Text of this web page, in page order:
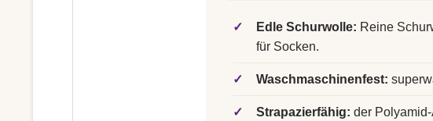
✓ Edle Schurwolle: Reine
für Socken.
✓ Waschmaschinenfest:
✓ Strapazierfähig: der